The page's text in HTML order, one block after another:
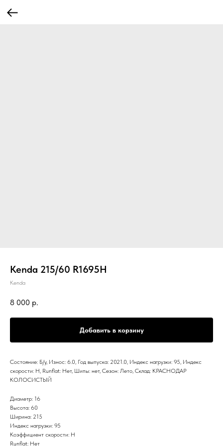
Kenda 215/60 R1695H
Kenda
8 000 р.
Добавить в корзину
Состояние: Б/у, Износ: 6.0, Год выпуска: 2021.0, Индекс нагрузки: 95, Индекс
скорости: H, Runflat: Нет, Шипы: нет, Сезон: Лето, Склад: КРАСНОДАР
КОЛОСИСТЫЙ
Диаметр: 16
Высота: 60
Ширина: 215
Индекс нагрузки: 95
Коэффициент скорости: H
Runflat: Нет